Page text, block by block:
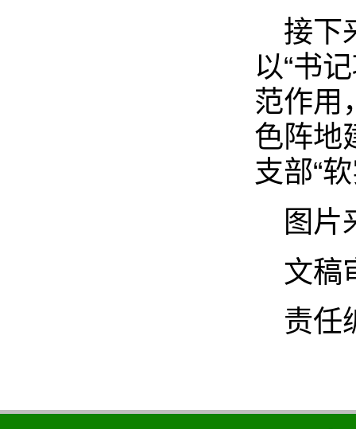
接下
以“书
范作用
色阵地
支部“
图片
文稿
责任